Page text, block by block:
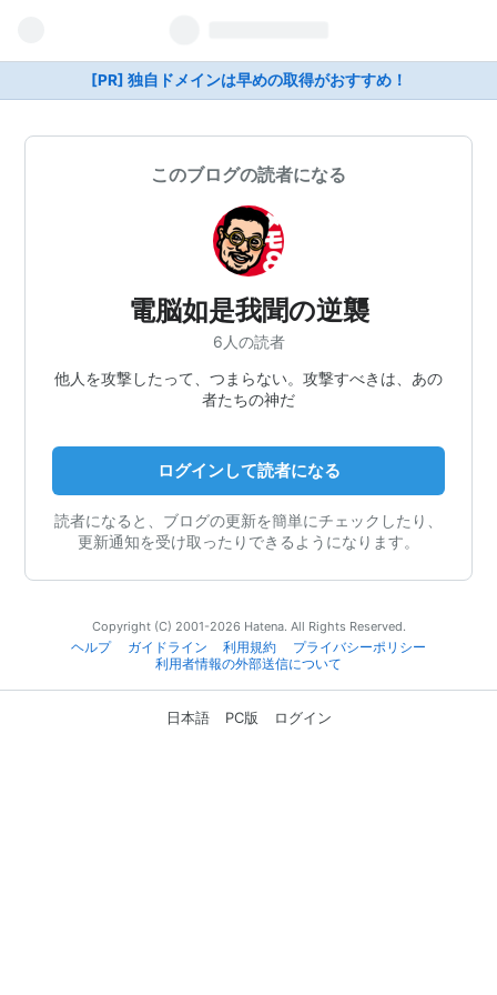
[PR] 独自ドメインは早めの取得がおすすめ！
このブログの読者になる
電脳如是我聞の逆襲
6人の読者
他人を攻撃したって、つまらない。攻撃すべきは、あの
者たちの神だ
ログインして読者になる
読者になると、ブログの更新を簡単にチェックしたり、
更新通知を受け取ったりできるようになります。
Copyright (C) 2001-2026 Hatena. All Rights Reserved.
ヘルプ
ガイドライン 利用規約
プライバシーポリシー
利用者情報の外部送信について
日本語 PC版 ログイン